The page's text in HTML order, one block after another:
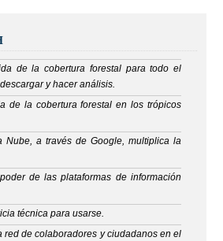
de la cobertura forestal para todo el
y hacer análisis.
de la cobertura forestal en los trópicos
a través de Google, multiplica la
de las plataformas de información
técnica para usarse.
de colaboradores y ciudadanos en el